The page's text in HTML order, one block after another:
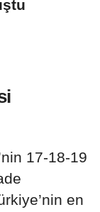
17-18-19
en